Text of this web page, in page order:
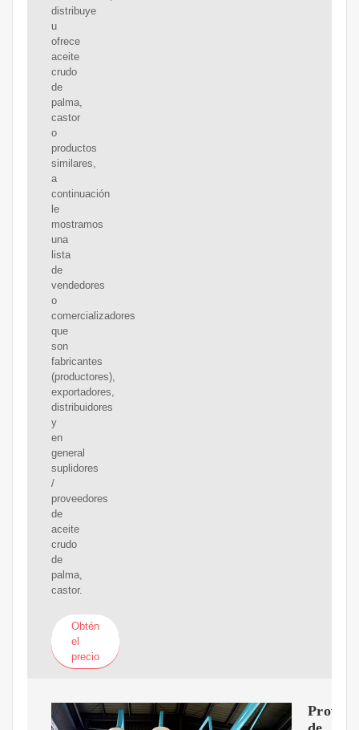
distribuye
u
ofrece
aceite
crudo
de
palma,
castor
o
productos
similares,
a
continuación
le
mostramos
una
lista
de
vendedores
o
comercializadores
que
son
fabricantes
(productores),
exportadores,
distribuidores
y
en
general
suplidores
/
proveedores
de
aceite
crudo
de
palma,
castor.
Obtén
el
precio